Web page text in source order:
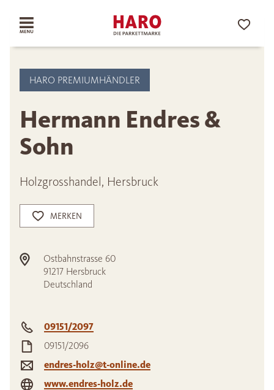
HARO PREMIUMHÄNDLER
Hermann Endres &
Sohn
Holzgrosshandel, Hersbruck
MERKEN
Ostbahnstrasse 60
91217 Hersbruck
Deutschland
09151/2097
09151/2096
endres-holz@t-online.de
www.endres-holz.de